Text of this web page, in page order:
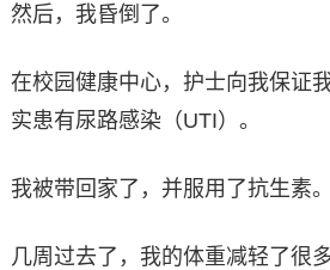
然后，我昏倒了。
在校园健康中心，护士向我保证
实患有尿路感染（UTI）。
我被带回家了，并服用了抗生素。
几周过去了，我的体重减轻了很